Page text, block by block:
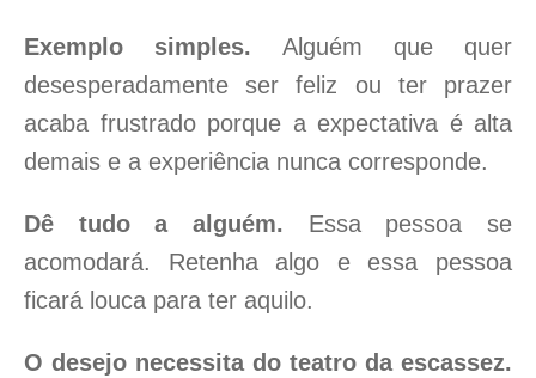
Exemplo simples. Alguém que quer
desesperadamente ser feliz ou ter prazer
acaba frustrado porque a expectativa é alta
demais e a experiência nunca corresponde.
Dê tudo a alguém. Essa pessoa se
acomodará. Retenha algo e essa pessoa
ficará louca para ter aquilo.
O desejo necessita do teatro da escassez.